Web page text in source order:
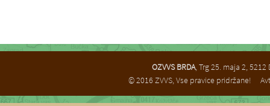
OZVVS BRDA, Trg 25. maja 2,
© 2016 ZVVS, Vse pravice pridržane!